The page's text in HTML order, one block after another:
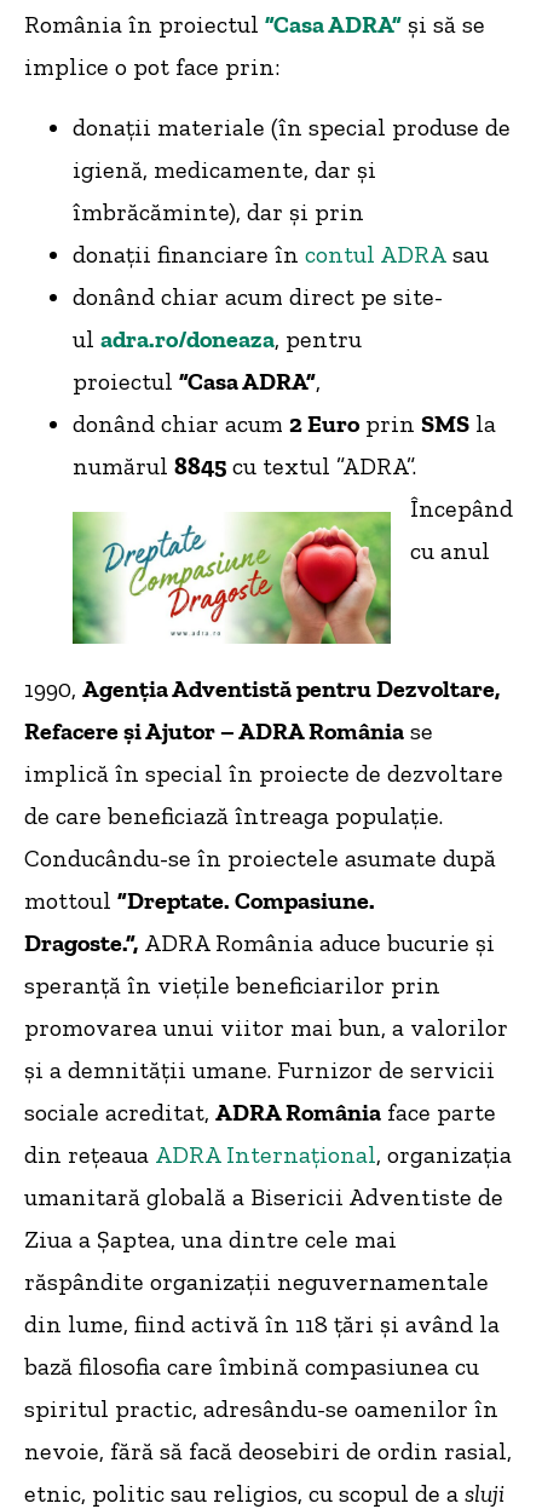
România în proiectul ”Casa ADRA” și să se
implice o pot face prin:
donații materiale (în special produse de
igienă, medicamente, dar și
îmbrăcăminte), dar și prin
donații financiare în contul ADRA sau
donând chiar acum direct pe site-
ul adra.ro/doneaza, pentru
proiectul ”Casa ADRA”,
donând chiar acum 2 Euro prin SMS la
numărul 8845 cu textul ”ADRA”.
Începând
cu anul
1990, Agenţia Adventistă pentru Dezvoltare,
Refacere și Ajutor – ADRA România se
implică în special în proiecte de dezvoltare
de care beneficiază întreaga populație.
Conducându-se în proiectele asumate după
mottoul ”Dreptate. Compasiune.
Dragoste.”, ADRA România aduce bucurie și
speranță în viețile beneficiarilor prin
promovarea unui viitor mai bun, a valorilor
și a demnității umane. Furnizor de servicii
sociale acreditat, ADRA România face parte
din rețeaua ADRA Internațional, organizația
umanitară globală a Bisericii Adventiste de
Ziua a Șaptea, una dintre cele mai
răspândite organizații neguvernamentale
din lume, fiind activă în 118 țări și având la
bază filosofia care îmbină compasiunea cu
spiritul practic, adresându-se oamenilor în
nevoie, fără să facă deosebiri de ordin rasial,
etnic, politic sau religios, cu scopul de a sluji